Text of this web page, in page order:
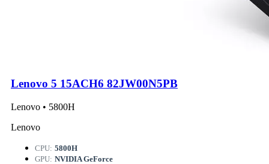
Lenovo 5 15ACH6 82JW00N5PB
Lenovo • 5800H
Lenovo
CPU: 5800H
GPU: NVIDIA GeForce